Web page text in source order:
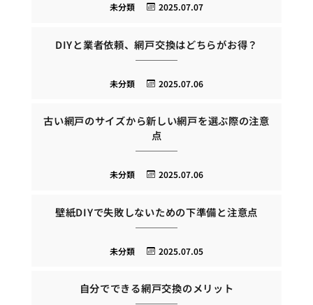
2025.07.07
未分類
DIYと業者依頼、網戸交換はどちらがお得？
2025.07.06
未分類
古い網戸のサイズから新しい網戸を選ぶ際の注意
点
2025.07.06
未分類
壁紙DIYで失敗しないための下準備と注意点
2025.07.05
未分類
自分でできる網戸交換のメリット